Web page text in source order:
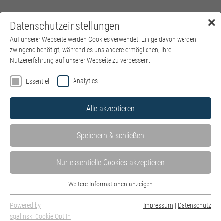
Menü
✕
Datenschutzeinstellungen
Auf unserer Webseite werden Cookies verwendet. Einige davon werden
zwingend benötigt, während es uns andere ermöglichen, Ihre
Nutzererfahrung auf unserer Webseite zu verbessern.
Essentiell Analytics
Alle akzeptieren
Speichern & schließen
Nur essentielle Cookies akzeptieren
Essentielle Cookies werden für grundlegende Funktionen der Webseite
benötigt. Dadurch ist gewährleistet, dass die Webseite einwandfrei
Weitere Informationen anzeigen
Powered by
sgalinski Cookie Opt In
Impressum | Datenschutz